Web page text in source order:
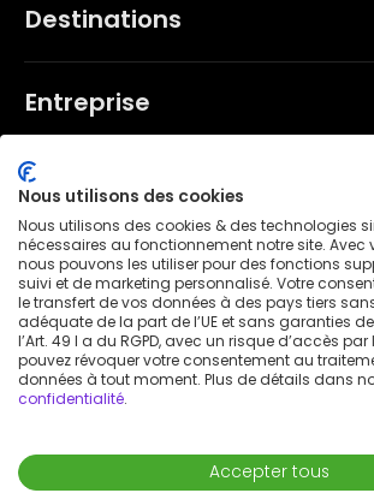
450 €
Destinations
Entreprise
Réseaux sociaux
Conditions générales
Politique de confidentialité
Mentions légales
Avis de brevet
© 2026 Wunderflats GmbH
Nous utilisons des cookies
Nous utilisons des cookies & des technologies
nécessaires au fonctionnement notre site. Avec
nous pouvons les utiliser pour des fonctions
suivi et de marketing personnalisé. Votre
le transfert de vos données à des pays tiers
adéquate de la part de l’UE et sans garanties
l’Art. 49 I a du RGPD, avec un risque d’accès
pouvez révoquer votre consentement au
données à tout moment. Plus de détails dans
confidentialité.
Accepter tous